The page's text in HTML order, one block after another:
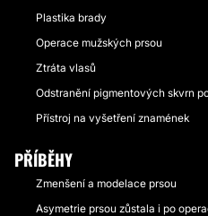
Plastika brady
Operace mužských prsou
Ztráta vlasů
Odstranění pigmentových skvrn
Přístroj na vyšetření znamének
PŘÍBĚHY
Zmenšení a modelace prsou
Asymetrie prsou zůstala i po